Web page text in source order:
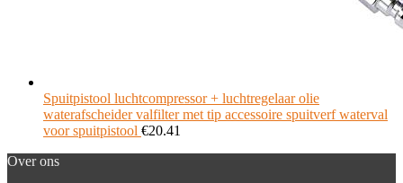
Spuitpistool luchtcompressor + luchtregelaar olie
waterafscheider valfilter met tip accessoire spuitverf waterval
voor spuitpistool €20.41
Over ons